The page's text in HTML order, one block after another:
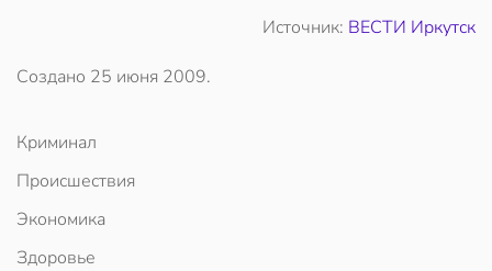
Источник: ВЕСТИ Иркутск
Создано 25 июня 2009.
Криминал
Происшествия
Экономика
Здоровье